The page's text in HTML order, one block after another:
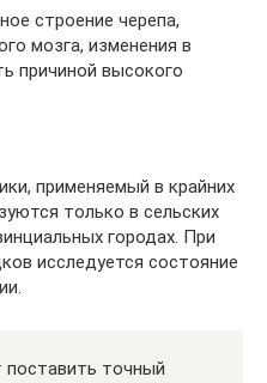
строение черепа,
мозга, изменения в
причиной высокого
применяемый в крайних
только в сельских
городах. При
исследуется состояние
точный